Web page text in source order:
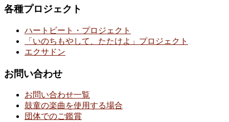
各種プロジェクト
ハートビート・プロジェクト
「いのちもやして、たたけよ」プロジェクト
エクサドン
お問い合わせ
お問い合わせ一覧
鼓童の楽曲を使用する場合
団体でのご鑑賞